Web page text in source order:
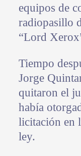
equipos de
radiopasillo
“Lord
Tiempo
Jorge
quitaron el
había
licitación en
ley.